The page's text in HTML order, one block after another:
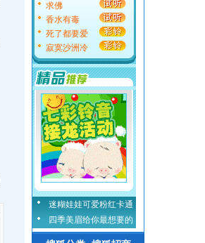
求佛
香水有毒
死了都要爱
寂寞沙洲冷
迷糊娃娃可爱粉红卡通
四季美眉给你最想要的